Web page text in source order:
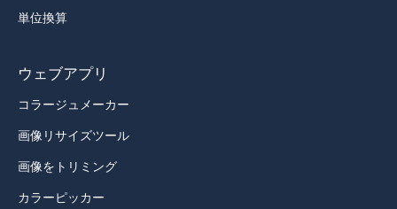
単位換算
ウェブアプリ
コラージュメーカー
画像リサイズツール
画像をトリミング
カラーピッカー